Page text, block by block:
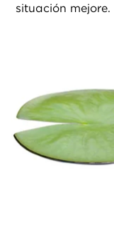
situación mejore.